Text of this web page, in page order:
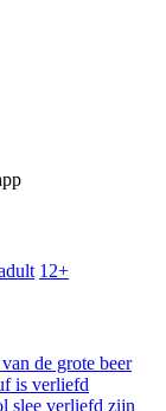
12+
de grote beer
is verliefd
slee verliefd zijn